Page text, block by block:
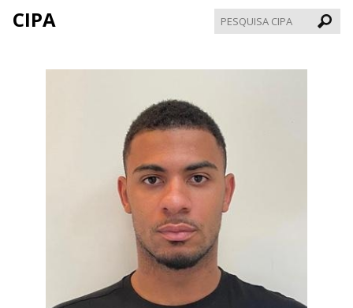
CIPA
CIPA